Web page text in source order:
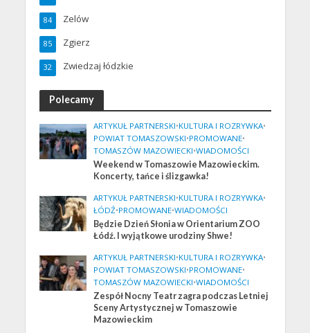
Zelów
84
Zgierz
85
Zwiedzaj łódzkie
32
Polecamy
ARTYKUŁ PARTNERSKI•KULTURA I ROZRYWKA•
POWIAT TOMASZOWSKI•PROMOWANE•
TOMASZÓW MAZOWIECKI•WIADOMOŚCI
Weekend w Tomaszowie Mazowieckim.
Koncerty, tańce i ślizgawka!
ARTYKUŁ PARTNERSKI•KULTURA I ROZRYWKA•
ŁÓDŹ•PROMOWANE•WIADOMOŚCI
Będzie Dzień Słonia w Orientarium ZOO
Łódź. I wyjątkowe urodziny Shwe!
ARTYKUŁ PARTNERSKI•KULTURA I ROZRYWKA•
POWIAT TOMASZOWSKI•PROMOWANE•
TOMASZÓW MAZOWIECKI•WIADOMOŚCI
Zespół Nocny Teatr zagra podczas Letniej
Sceny Artystycznej w Tomaszowie
Mazowieckim